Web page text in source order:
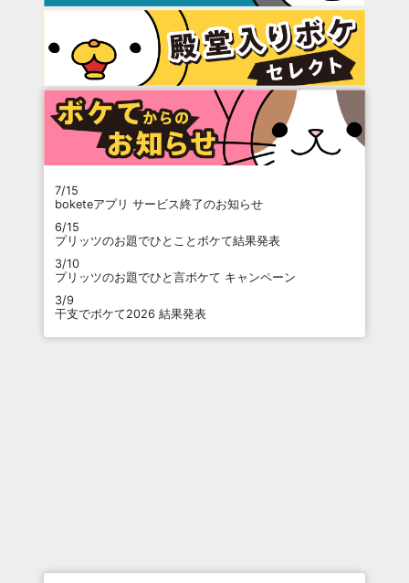
7/15
boketeアプリ サービス終了のお知らせ
6/15
プリッツのお題でひとことボケて結果発表
3/10
プリッツのお題でひと言ボケて キャンペーン
3/9
干支でボケて2026 結果発表